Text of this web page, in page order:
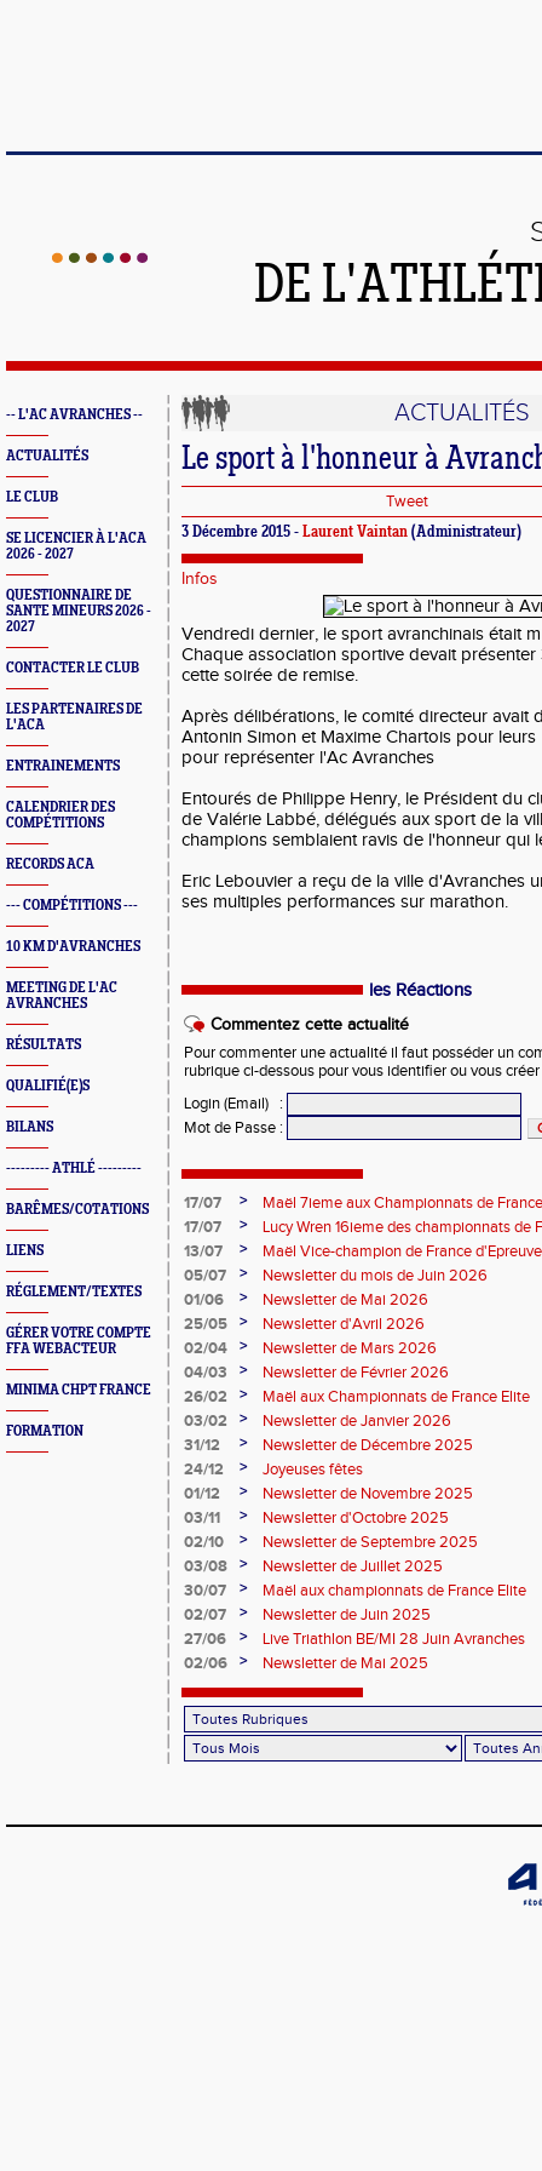
DE
-- L'AC AVRANCHES --
ACTUALITÉS
LE CLUB
SE LICENCIER À L'ACA
2026 - 2027
QUESTIONNAIRE DE
SANTE MINEURS 2026 -
2027
CONTACTER LE CLUB
LES PARTENAIRES DE
L'ACA
ENTRAINEMENTS
CALENDRIER DES
COMPÉTITIONS
RECORDS ACA
--- COMPÉTITIONS ---
10 KM D'AVRANCHES
MEETING DE L'AC
AVRANCHES
RÉSULTATS
QUALIFIÉ(E)S
BILANS
--------- ATHLÉ ---------
BARÊMES/COTATIONS
LIENS
RÉGLEMENT/TEXTES
GÉRER VOTRE COMPTE
FFA WEBACTEUR
MINIMA CHPT FRANCE
FORMATION
ACTUALITÉS
Le sport à l'honneur à
Tweet
3 Décembre 2015 - Laurent Vaintan (Administrateur)
Infos
Vendredi dernier, le sport avranchinais était
Chaque association sportive devait
cette soirée de remise.
Après délibérations, le comité directeur avait
Antonin Simon et Maxime Chartois pour
pour représenter l'Ac Avranches
Entourés de Philippe Henry, le Président du
de Valérie Labbé, délégués aux sport de la
champions semblaient ravis de l'honneur qui
Eric Lebouvier a reçu de la ville d'Avranches
ses multiples performances sur marathon.
les Réactions
Commentez cette actualité
Pour commenter une actualité il faut posséder un
rubrique ci-dessous pour vous identifier ou vous
Login (Email)
:
Mot de Passe :
17/07 >
Maël 7ieme aux Championnats de
17/07
>
Lucy Wren 16ieme des championnats de
perche
13/07 >
Maël Vice-champion de France
05/07
>
Newsletter du mois de Juin 2026
01/06
>
Newsletter de Mai 2026
25/05
>
Newsletter d'Avril 2026
02/04
>
Newsletter de Mars 2026
04/03
>
Newsletter de Février 2026
26/02
>
Maël aux Championnats de France Elite
03/02
>
Newsletter de Janvier 2026
31/12
>
Newsletter de Décembre 2025
24/12
>
Joyeuses fêtes
01/12
>
Newsletter de Novembre 2025
03/11
>
Newsletter d'Octobre 2025
02/10
>
Newsletter de Septembre 2025
03/08
>
Newsletter de Juillet 2025
30/07
>
Maël aux championnats de France Elite
02/07
>
Newsletter de Juin 2025
27/06
>
Live Triathlon BE/MI 28 Juin Avranches
02/06
> Newsletter de Mai 2025